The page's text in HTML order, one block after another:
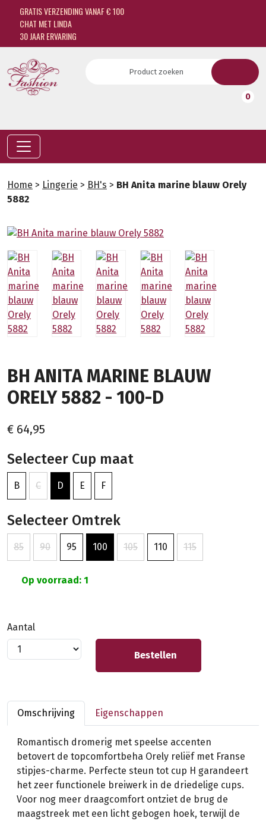
GRATIS VERZENDING VANAF € 100
CHAT MET LINDA
30 JAAR ERVARING
0
Home > Lingerie > BH's > BH Anita marine blauw Orely
5882
BH ANITA MARINE BLAUW
ORELY 5882 - 100-D
€ 64,95
Selecteer Cup maat
B C D E F
Selecteer Omtrek
85 90 95 100 105 110 115
Op voorraad: 1
Aantal
Bestellen
Omschrijving Eigenschappen
Romantisch dromerig met speelse accenten
betovert de topcomfortbeha Orely reliëf met Franse
stipjes-charme. Perfecte steun tot cup H garandeert
het zeer functionele breiwerk in de driedelige cups.
Voor nog meer draagcomfort ontziet de brug de
maagstreek met een licht gebogen hoek, terwijl de